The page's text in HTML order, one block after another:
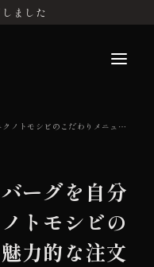
ました
伊勢崎市の絶品ハンバーグを自分で焼く楽しさ！ニクノトモシビのこだわりメニューと魅力的な注文スタイルを紹介
ーグを自分
トモシビの
力的な注文